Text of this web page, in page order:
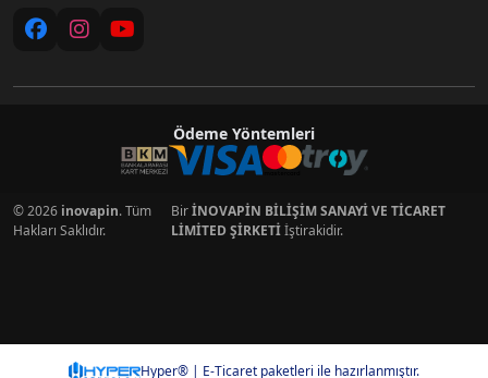
Ödeme Yöntemleri
© 2026 inovapin. Tüm
Hakları Saklıdır.
BirİNOVAPİN BİLİŞİM SANAYİ VE TİCARET
LİMİTED ŞİRKETİİştirakidir.
Hyper® | E-Ticaret paketleri ile hazırlanmıştır.